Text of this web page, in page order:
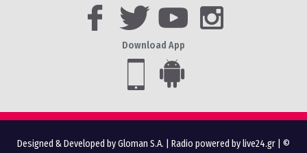
Download App
Designed & Developed by Gloman S.A. Radio powered by live24.gr | ©